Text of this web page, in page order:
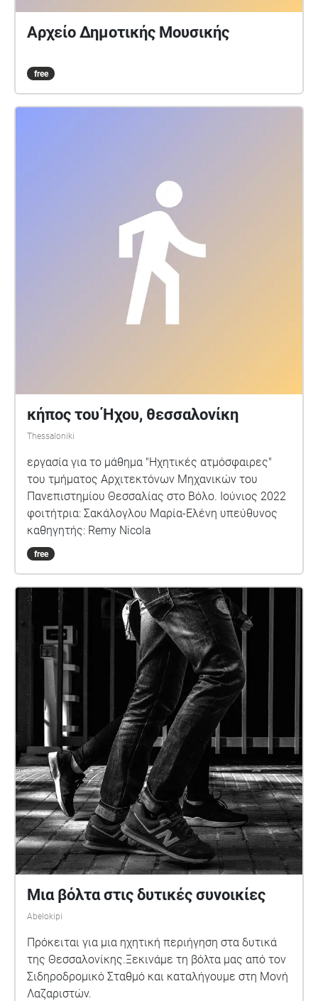
Αρχείο Δημοτικής Μουσικής
free
κήπος του Ήχου, θεσσαλονίκη
Thessaloniki
εργασία για το μάθημα "Ηχητικές ατμόσφαιρες"
του τμήματος Αρχιτεκτόνων Μηχανικών του
Πανεπιστημίου Θεσσαλίας στο Βόλο. Ιούνιος 2022
φοιτήτρια: Σακάλογλου Μαρία-Ελένη υπεύθυνος
καθηγητής: Remy Nicola
free
Μια βόλτα στις δυτικές συνοικίες
Abelokipi
Πρόκειται για μια ηχητική περιήγηση στα δυτικά
της Θεσσαλονίκης.Ξεκινάμε τη βόλτα μας από τον
Σιδηροδρομικό Σταθμό και καταλήγουμε στη Μονή
Λαζαριστών.